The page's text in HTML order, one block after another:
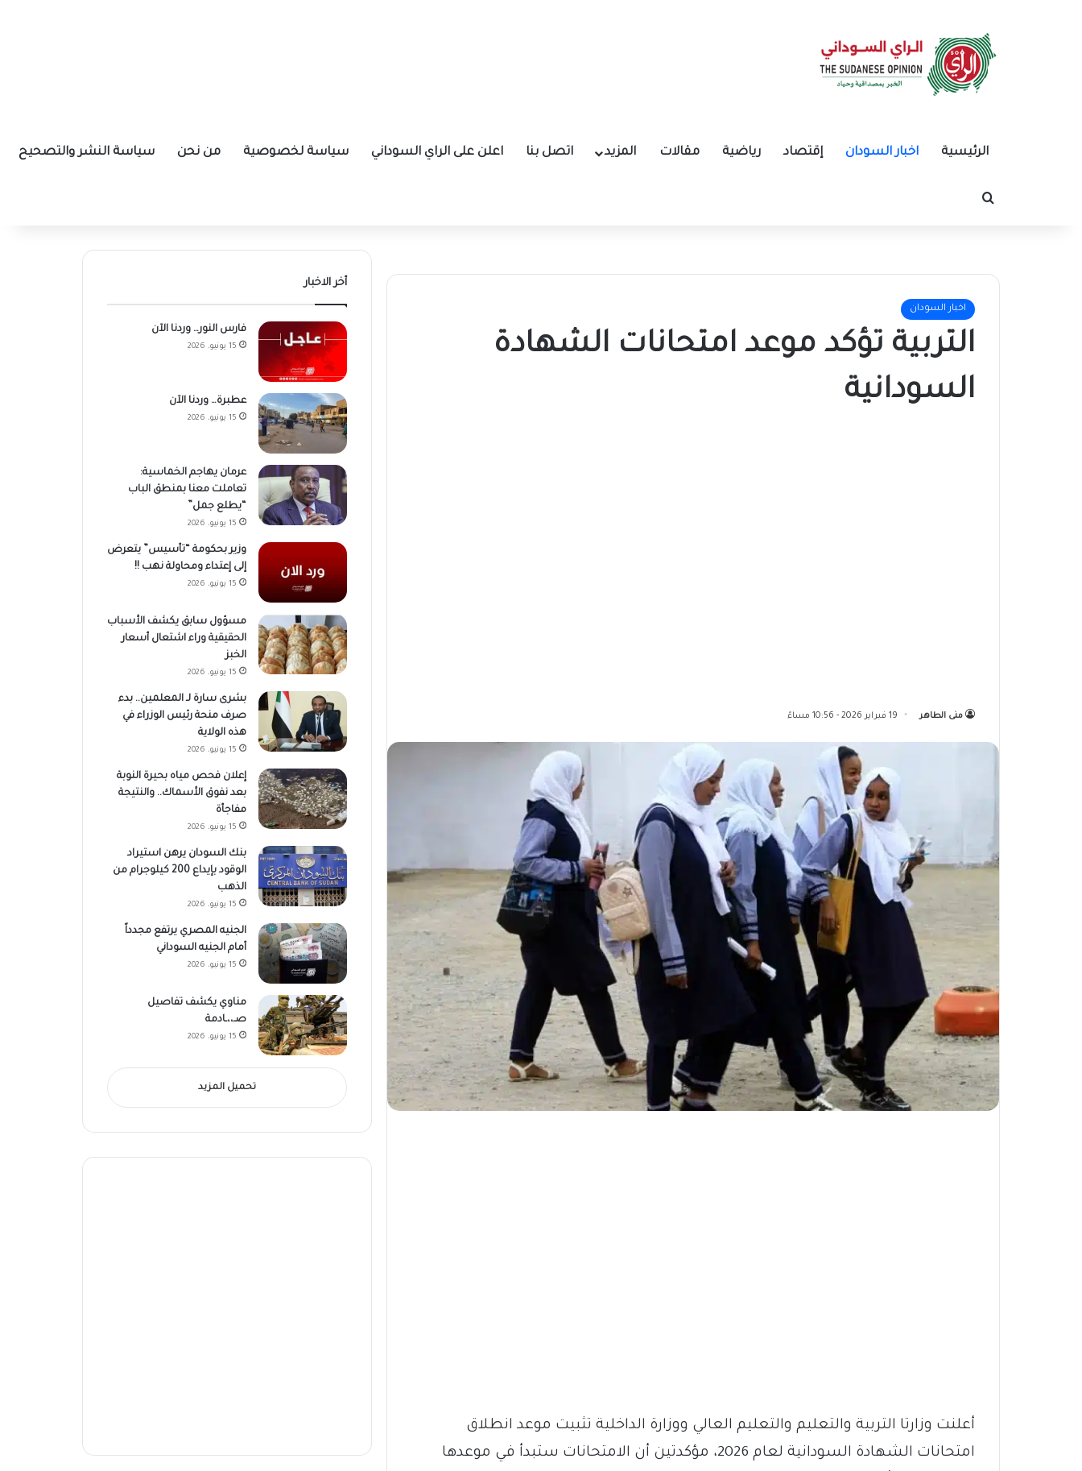
الرئيسية اخبار السودان إقتصاد رياضية مقالات المزيد اتصل بنا اعلن على الراي السوداني سياسة لخصوصية من نحن سياسة النشر والتصحيح
بحث عن
اخبار السودان
التربية تؤكد موعد امتحانات الشهادة
السودانية
منى الطاهر 19 فبراير 2026 - 10:56 مساءً
أعلنت وزارتا التربية والتعليم والتعليم العالي ووزارة الداخلية تثبيت موعد انطلاق
امتحانات الشهادة السودانية لعام 2026، مؤكدتين أن الامتحانات ستبدأ في موعدها
أخر الاخبار
فارس النور… وردنا الآن
15 يونيو، 2026
عطبرة… وردنا الآن
15 يونيو، 2026
عرمان يهاجم الخماسية:
تعاملت معنا بمنطق الباب
“يطلع جمل”
15 يونيو، 2026
وزير بحكومة “تأسيس” يتعرض
إلى إعتداء ومحاولة نهب !!
15 يونيو، 2026
مسؤول سابق يكشف الأسباب
الحقيقية وراء اشتعال أسعار
الخبز
15 يونيو، 2026
بشرى سارة لـ المعلمين.. بدء
صرف منحة رئيس الوزراء في
هذه الولاية
15 يونيو، 2026
إعلان فحص مياه بحيرة النوبة
بعد نفوق الأسماك.. والنتيجة
مفاجأة
15 يونيو، 2026
بنك السودان يرهن استيراد
الوقود بإيداع 200 كيلوجرام من
الذهب
15 يونيو، 2026
الجنيه المصري يرتفع مجدداً
أمام الجنيه السوداني
15 يونيو، 2026
مناوي يكشف تفاصيل
صـ،،ـادمة
15 يونيو، 2026
تحميل المزيد